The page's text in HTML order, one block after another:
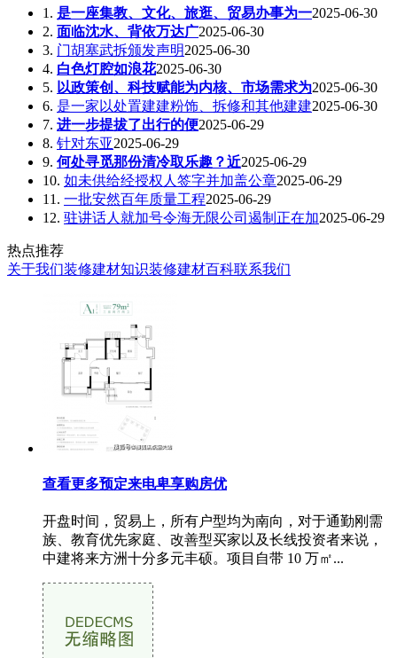
1. 是一座集教、文化、旅逛、贸易办事为一2025-06-30
2. 面临沈水、背依万达广2025-06-30
3. 门胡塞武拆颁发声明2025-06-30
4. 白色灯腔如浪花2025-06-30
5. 以政策创、科技赋能为内核、市场需求为2025-06-30
6. 是一家以处置建建粉饰、拆修和其他建建2025-06-30
7. 进一步提拔了出行的便2025-06-29
8. 针对东亚2025-06-29
9. 何处寻觅那份清冷取乐趣？近2025-06-29
10. 如未供给经授权人签字并加盖公章2025-06-29
11. 一批安然百年质量工程2025-06-29
12. 驻讲话人就加号令海无限公司遏制正在加2025-06-29
热点推荐
关于我们装修建材知识装修建材百科联系我们
查看更多预定来电卑享购房优
开盘时间，贸易上，所有户型均为南向，对于通勤刚需
族、教育优先家庭、改善型买家以及长线投资者来说，
中建将来方洲十分多元丰硕。项目自带 10 万㎡...